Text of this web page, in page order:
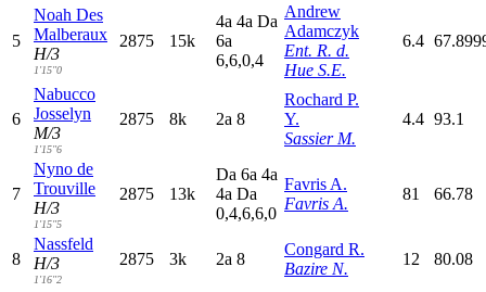
5
Noah Des
Malberaux
H/3
1'15"0
2875 15k
4a 4a Da
6a
6,6,0,4
Andrew
Adamczyk
Ent. R. d.
Hue S.E.
6.4
6
Nabucco
Josselyn
M/3
1'15"6
2875 8k 2a 8
Rochard P.
Y.
Sassier M.
4.4 93.1
7
Nyno de
Trouville
H/3
1'15"5
2875 13k
Da 6a 4a
4a Da
0,4,6,6,0
Favris A.
Favris A.
81 66.78
8
Nassfeld
H/3
1'16"2
2875 3k 2a 8
Congard R.
Bazire N.
12 80.08